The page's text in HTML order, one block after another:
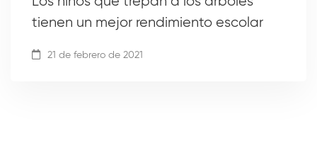
tienen un mejor rendimiento escolar
21 de febrero de 2021